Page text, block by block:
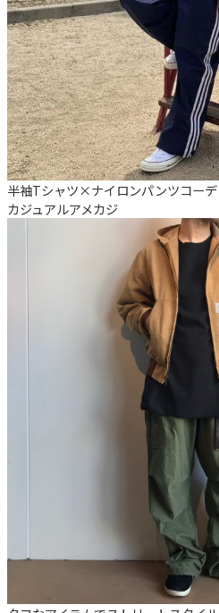
半袖Tシャツ×ナイロンパンツコーデ
カジュアルアメカジ